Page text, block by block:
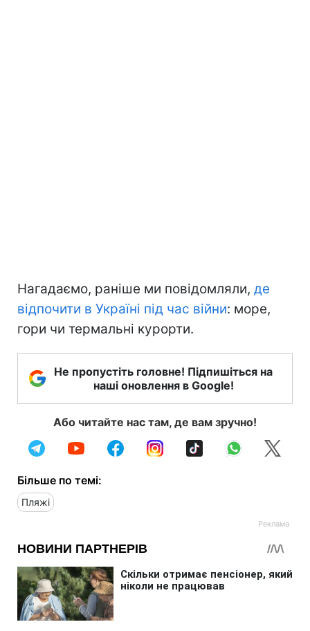
Нагадаємо, раніше ми повідомляли, де
відпочити в Україні під час війни: море,
гори чи термальні курорти.
Не пропустіть головне! Підпишіться на
наші оновлення в Google!
Або читайте нас там, де вам зручно!
Більше по темі:
Пляжі